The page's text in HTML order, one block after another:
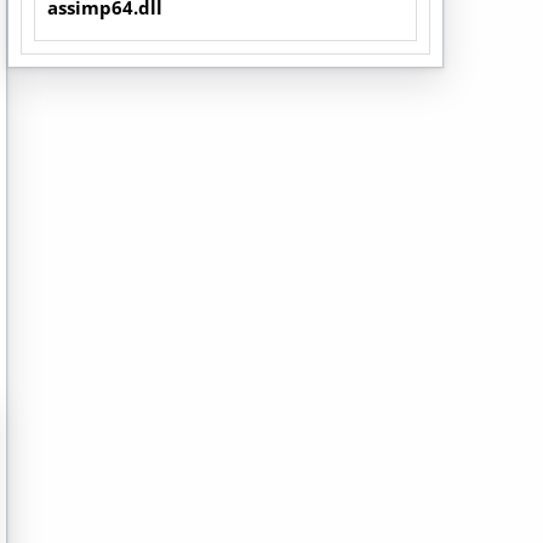
assimp64.dll